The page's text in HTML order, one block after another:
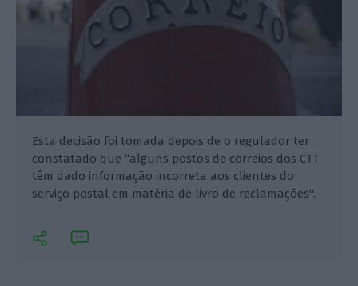
Esta decisão foi tomada depois de o regulador ter
constatado que “alguns postos de correios dos CTT
têm dado informação incorreta aos clientes do
serviço postal em matéria de livro de reclamações".